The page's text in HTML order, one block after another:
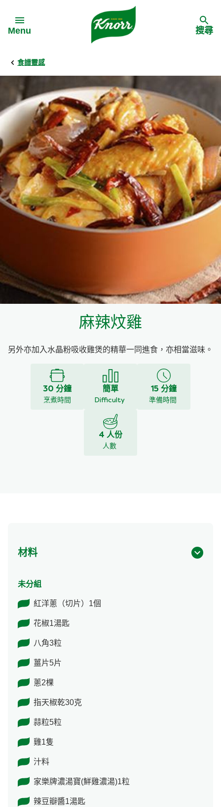
Menu
Back
食譜靈感
料理食材
料理方式
季節節慶
多國料理
Back
家樂牌產品
家樂牌純鮮雞粉
家樂牌雞粉
家樂牌鮮菇粉
家樂牌濃湯寶
家樂牌鮮露
家樂牌雞湯粒
家樂牌純鮮清雞湯
Back
主頁
背景
甚麼是愛環境食材
愛環境食材名單
愛環境食材食譜
搜尋
食譜靈感
麻辣炆雞
另外亦加入水晶粉吸收雞煲的精華一同進食，亦相當滋味。
30 分鐘
烹煮時間
簡單
Difficulty
15 分鐘
準備時間
4 人份
人數
材料
未分組
紅洋蔥（切片）1個
花椒1湯匙
八角3粒
薑片5片
蔥2棵
指天椒乾30克
蒜粒5粒
雞1隻
汁料
家樂牌濃湯寶(鮮雞濃湯)1粒
辣豆瓣醬1湯匙